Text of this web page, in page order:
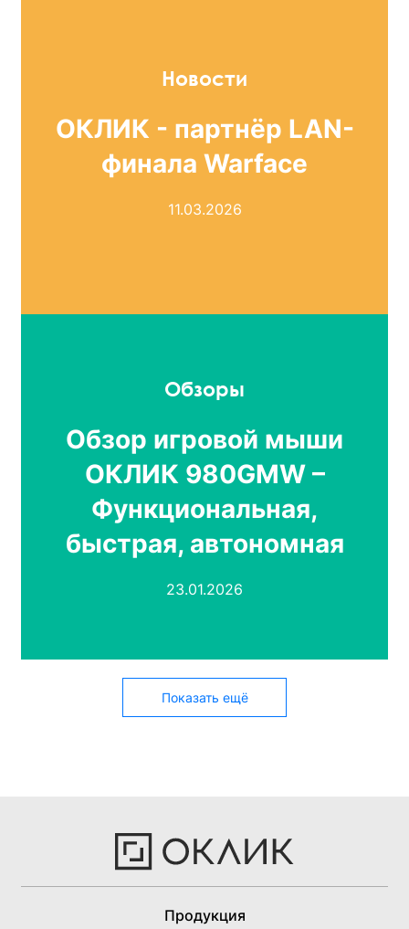
Новости
ОКЛИК - партнёр LAN-
финала Warface
11.03.2026
Обзоры
Обзор игровой мыши
ОКЛИК 980GMW –
Функциональная,
быстрая, автономная
23.01.2026
Показать ещё
Продукция